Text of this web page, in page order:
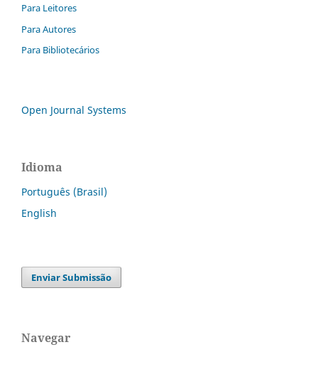
Para Leitores
Para Autores
Para Bibliotecários
Open Journal Systems
Idioma
Português (Brasil)
English
Enviar Submissão
Navegar